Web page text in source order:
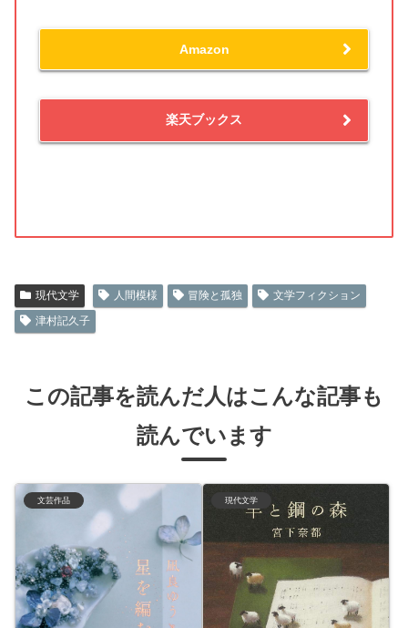
Amazon
楽天ブックス
現代文学 人間模様 冒険と孤独
文学フィクション
津村記久子
この記事を読んだ人はこんな記事も
読んでいます
文芸作品 現代文学